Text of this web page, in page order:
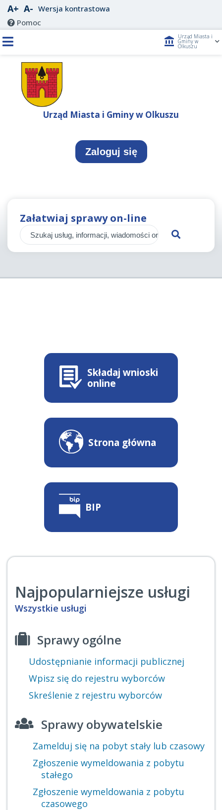
A+ A- Wersja kontrastowa
Pomoc
account_balance Urząd Miasta i
Gminy w
Olkuszu
Urząd Miasta i Gminy w Olkuszu
Zaloguj się
Załatwiaj sprawy on-line
Składaj wnioski
online
Strona główna
BIP
Najpopularniejsze usługi
Wszystkie usługi
Sprawy ogólne
Udostępnianie informacji publicznej
Wpisz się do rejestru wyborców
Skreślenie z rejestru wyborców
Sprawy obywatelskie
Zamelduj się na pobyt stały lub czasowy
Zgłoszenie wymeldowania z pobytu
stałego
Zgłoszenie wymeldowania z pobytu
czasowego